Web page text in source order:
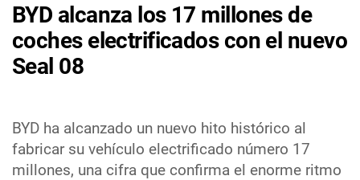
BYD alcanza los 17 millones de
coches electrificados con el nuevo
Seal 08
BYD ha alcanzado un nuevo hito histórico al
fabricar su vehículo electrificado número 17
millones, una cifra que confirma el enorme ritmo